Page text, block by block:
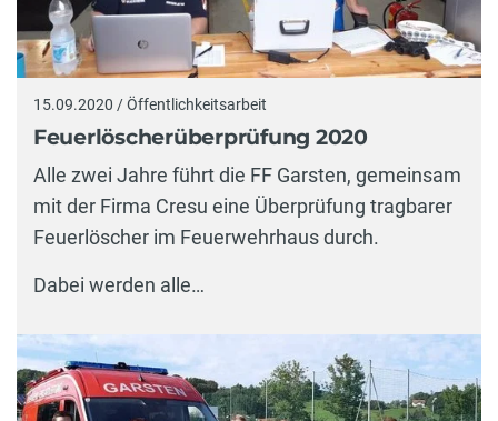
15.09.2020 / Öffentlichkeitsarbeit
Feuerlöscherüberprüfung 2020
Alle zwei Jahre führt die FF Garsten, gemeinsam
mit der Firma Cresu eine Überprüfung tragbarer
Feuerlöscher im Feuerwehrhaus durch.
Dabei werden alle…